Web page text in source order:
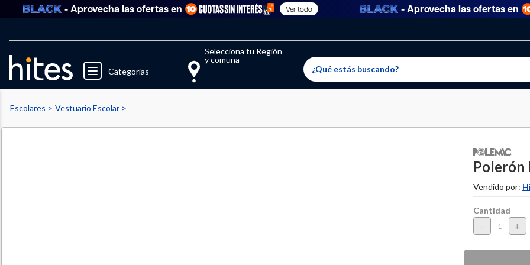
- Aprovecha las ofertas en Ver todo - Aprovecha las ofertas en
Categorías
Selecciona tu Región
y comuna
El producto ha sido eliminado correctamente
El producto ha sido agregado a tu lista de favoritos
Llegaste al límite de productos favoritos permitidos, para agregar uno nuevo ingresa a “Mi
Escolares
Vestuario Escolar
Polerón
Vendido por:
Cantidad
- +